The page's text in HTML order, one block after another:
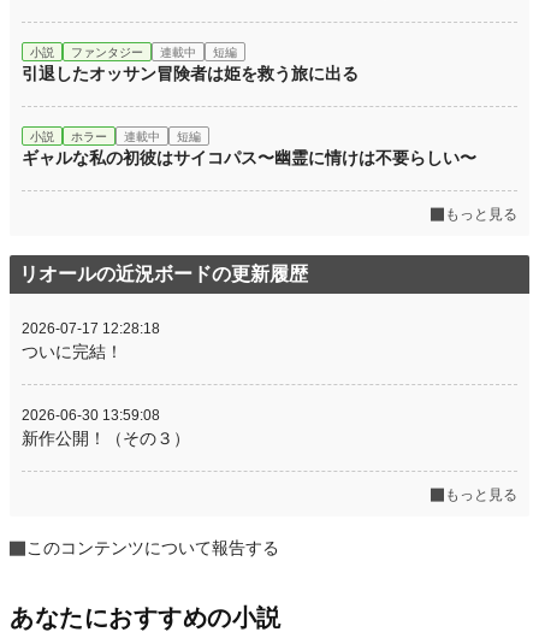
小説 ファンタジー 連載中 短編
引退したオッサン冒険者は姫を救う旅に出る
小説 ホラー 連載中 短編
ギャルな私の初彼はサイコパス〜幽霊に情けは不要らしい〜
もっと見る
リオールの近況ボードの更新履歴
2026-07-17 12:28:18
ついに完結！
2026-06-30 13:59:08
新作公開！（その３）
もっと見る
このコンテンツについて報告する
あなたにおすすめの小説